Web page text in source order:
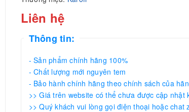
Liên hệ
Thông tin:
- Sản phẩm chính hãng 100%
- Chất lượng mới nguyên tem
- Bảo hành chính hãng theo chính sách của
>> Giá trên website có thể chưa được cập nhật
>> Quý khách vui lòng gọi điện thoại hoặc chat